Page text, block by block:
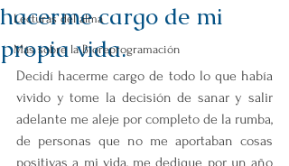
Lecturas del alma
Más sobre la Bioreprogramación
hacerme cargo de mi
propia vida.
Decidí hacerme cargo de todo lo que había
vivido y tome la decisión de sanar y salir
adelante me aleje por completo de la rumba,
de personas que no me aportaban cosas
positivas a mi vida, me dedique por un año